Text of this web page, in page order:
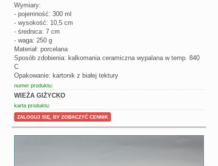
Wymiary:
- pojemność: 300 ml
- wysokość: 10,5 cm
- średnica: 7 cm
- waga: 250 g
Materiał: porcelana
Sposób zdobienia: kalkomania ceramiczna wypalana w temp. 840
C
Opakowanie: kartonik z białej tektury
numer produktu:
WIEŻA GIŻYCKO
karta produktu:
ZALOGUJ SIĘ, BY ZOBACZYĆ CENNIK